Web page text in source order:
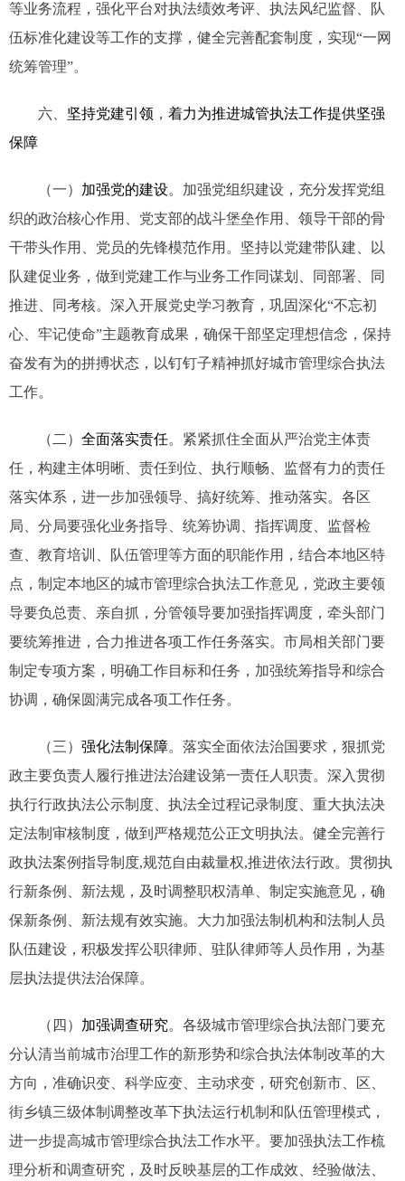
等业务流程，强化平台对执法绩效考评、执法风纪监督、队
伍标准化建设等工作的支撑，健全完善配套制度，实现“一网
统筹管理”。
六、 坚持党建引领 ， 着力为推进城管执法工作提供坚强
保障
（一） 加强党的建设。加强党组织建设，充分发挥党组
织的政治核心作用、党支部的战斗堡垒作用、领导干部的骨
干带头作用、党员的先锋模范作用。坚持以党建带队建、以
队建促业务，做到党建工作与业务工作同谋划、同部署、同
推进、同考核。深入开展党史学习教育，巩固深化“不忘初
心、牢记使命”主题教育成果，确保干部坚定理想信念，保持
奋发有为的拼搏状态，以钉钉子精神抓好城市管理综合执法
工作。
（二） 全面落实责任。紧紧抓住全面从严治党主体责
任，构建主体明晰、责任到位、执行顺畅、监督有力的责任
落实体系，进一步加强领导、搞好统筹、推动落实。各区
局、分局要强化业务指导、统筹协调、指挥调度、监督检
查、教育培训、队伍管理等方面的职能作用，结合本地区特
点，制定本地区的城市管理综合执法工作意见，党政主要领
导要负总责、亲自抓，分管领导要加强指挥调度，牵头部门
要统筹推进，合力推进各项工作任务落实。市局相关部门要
制定专项方案，明确工作目标和任务，加强统筹指导和综合
协调，确保圆满完成各项工作任务。
（三） 强化法制保障。落实全面依法治国要求，狠抓党
政主要负责人履行推进法治建设第一责任人职责。深入贯彻
执行行政执法公示制度、执法全过程记录制度、重大执法决
定法制审核制度，做到严格规范公正文明执法。健全完善行
政执法案例指导制度,规范自由裁量权,推进依法行政。贯彻执
行新条例、新法规，及时调整职权清单、制定实施意见，确
保新条例、新法规有效实施。大力加强法制机构和法制人员
队伍建设，积极发挥公职律师、驻队律师等人员作用，为基
层执法提供法治保障。
（四） 加强调查研究。各级城市管理综合执法部门要充
分认清当前城市治理工作的新形势和综合执法体制改革的大
方向，准确识变、科学应变、主动求变，研究创新市、区、
街乡镇三级体制调整改革下执法运行机制和队伍管理模式，
进一步提高城市管理综合执法工作水平。要加强执法工作梳
理分析和调查研究，及时反映基层的工作成效、经验做法、